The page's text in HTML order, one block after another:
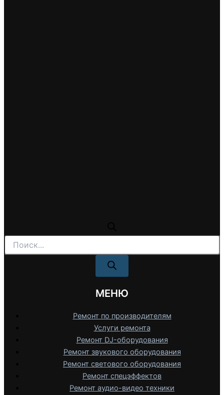
Поиск
товаров
МЕНЮ
Ремонт по производителям
Услуги ремонта
Ремонт DJ-оборудования
Ремонт звукового оборудования
Ремонт светового оборудования
Ремонт спецэффектов
Ремонт аудио-видео техники